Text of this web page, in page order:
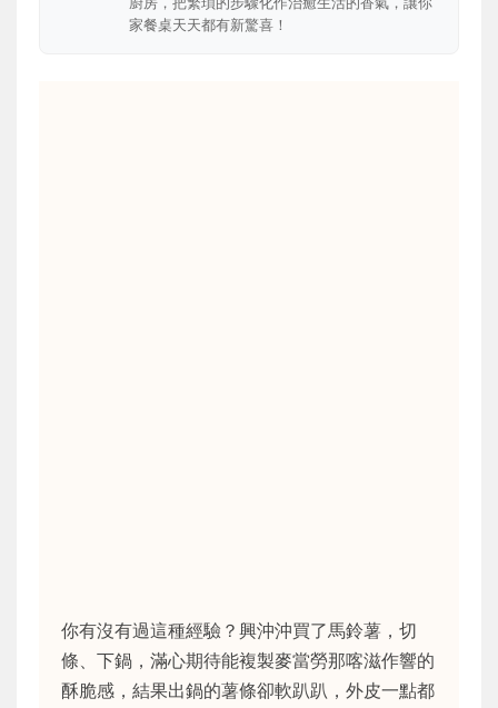
家餐桌天天都有新驚喜！
你有沒有過這種經驗？興沖沖買了馬鈴薯，切
條、下鍋，滿心期待能複製麥當勞那喀滋作響的
酥脆感，結果出鍋的薯條卻軟趴趴，外皮一點都